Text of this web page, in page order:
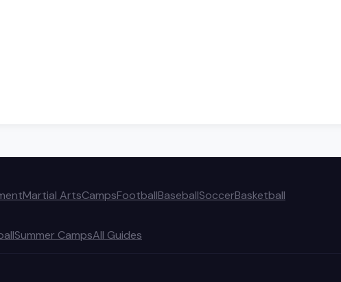
Martial ArtsCampsFootballBaseballSoccerBasketball
Summer CampsAll Guides